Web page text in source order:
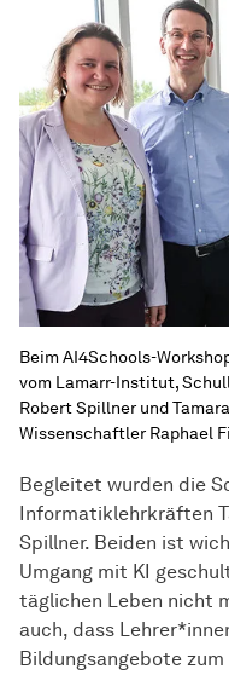
Beim AI4Schools-
vom Lamarr-Institut,
Robert Spillner und
Wissenschaftler Raphael
Begleitet wurden die
Informatiklehrkräften
Spillner. Beiden ist
Umgang mit KI
täglichen Leben nicht
auch, dass
Bildungsangebote